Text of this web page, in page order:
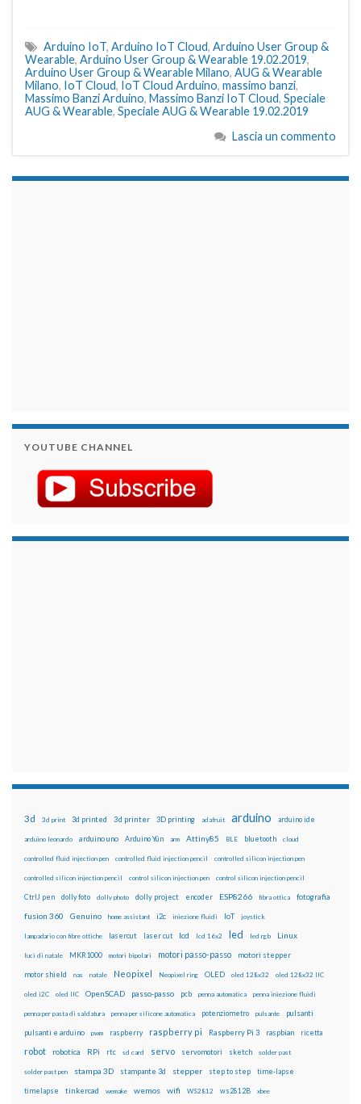
Arduino IoT, Arduino IoT Cloud, Arduino User Group &
Wearable, Arduino User Group & Wearable 19.02.2019,
Arduino User Group & Wearable Milano, AUG & Wearable
Milano, IoT Cloud, IoT Cloud Arduino, massimo banzi,
Massimo Banzi Arduino, Massimo Banzi IoT Cloud, Speciale
AUG & Wearable, Speciale AUG & Wearable 19.02.2019
Lascia un commento
YOUTUBE CHANNEL
3d 3d print 3d printed 3d printer 3D printing adafruit arduino arduino ide
arduino leonardo arduino uno Arduino Yún arm Attiny85 BLE bluetooth cloud
controlled fluid injection pen controlled fluid injection pencil controlled silicon injection pen
controlled silicon injection pencil control silicon injection pen control silicon injection pencil
CtrlJ pen dolly foto dolly photo dolly project encoder ESP8266 fibra ottica fotografia
fusion 360 Genuino home assistant i2c iniezione fluidi IoT joystick
lampadario con fibre ottiche lasercut laser cut lcd lcd 16x2 led led rgb Linux
luci di natale MKR1000 motori bipolari motori passo-passo motori stepper
motor shield nas natale Neopixel Neopixel ring OLED oled 128x32 oled 128x32 IIC
oled i2C oled IIC OpenSCAD passo-passo pcb penna automatica penna iniezione fluidi
penna per pasta di saldatura penna per silicone automatica potenziometro pulsante pulsanti
pulsanti e arduino pwm raspberry raspberry pi Raspberry Pi 3 raspbian ricetta
robot robotica RPi rtc sd card servo servomotori sketch solder past
solder past pen stampa 3D stampante 3d stepper step to step time-lapse
timelapse tinkercad wemake wemos wifi WS2812 ws2812B xbee